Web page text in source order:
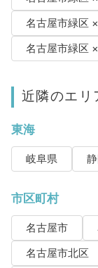
名古屋市緑区
名古屋市緑区
近隣のエリ
東海
岐阜県
市区町村
名古屋市
名古屋市北区